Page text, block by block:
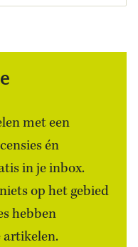
met een
én
in je inbox.
op het gebied
hebben
artikelen.